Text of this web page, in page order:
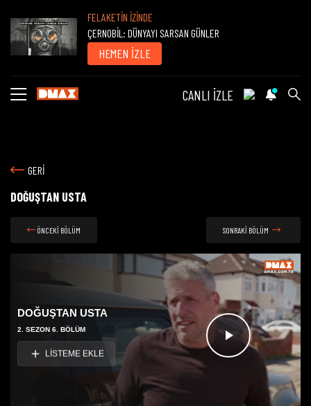
FELAKETİN İZİNDE
ÇERNOBİL: DÜNYAYI SARSAN GÜNLER
HEMEN İZLE
CANLI İZLE
GERİ
DOĞUŞTAN USTA
ÖNCEKİ BÖLÜM SONRAKİ BÖLÜM
Videoyu
Oynat
DOĞUŞTAN USTA
2. SEZON 6. BÖLÜM
LİSTEME EKLE